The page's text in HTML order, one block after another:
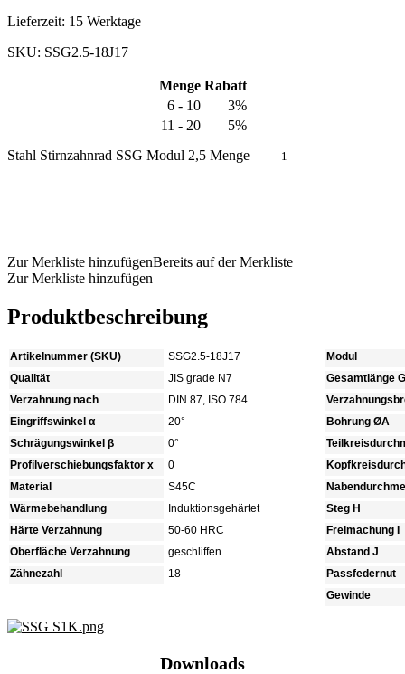
Lieferzeit: 15 Werktage
SKU: SSG2.5-18J17
Menge Rabatt
6 - 10
3%
11 - 20
5%
Stahl Stirnzahnrad SSG Modul 2,5 Menge
Zur Merkliste hinzufügenBereits auf der Merkliste
Zur Merkliste hinzufügen
Produktbeschreibung
Artikelnummer (SKU)
SSG2.5-18J17
Qualität
JIS grade N7
Verzahnung nach
DIN 87, ISO 784
Eingriffswinkel α
20°
Schrägungswinkel β
0°
Profilverschiebungsfaktor x
0
Material
S45C
Wärmebehandlung
Induktionsgehärtet
Härte Verzahnung
50-60 HRC
Oberfläche Verzahnung
geschliffen
Zähnezahl
18
Modul
Gesamtlänge G
Bohrung ØA
Steg H
Freimachung I
Abstand J
Passfedernut
Gewinde
Downloads